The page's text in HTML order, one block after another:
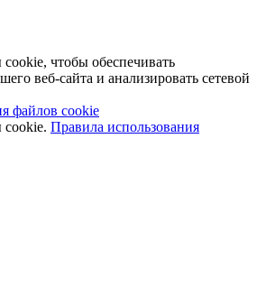
чтобы обеспечивать
веб-сайта и анализировать сетевой
файлов cookie
Правила использования